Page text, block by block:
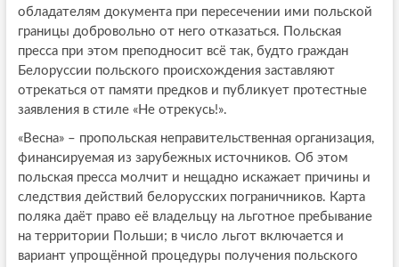
обладателям документа при пересечении ими польской
границы добровольно от него отказаться. Польская
пресса при этом преподносит всё так, будто граждан
Белоруссии польского происхождения заставляют
отрекаться от памяти предков и публикует протестные
заявления в стиле «Не отрекусь!».
«Весна» – пропольская неправительственная организация,
финансируемая из зарубежных источников. Об этом
польская пресса молчит и нещадно искажает причины и
следствия действий белорусских пограничников. Карта
поляка даёт право её владельцу на льготное пребывание
на территории Польши; в число льгот включается и
вариант упрощённой процедуры получения польского